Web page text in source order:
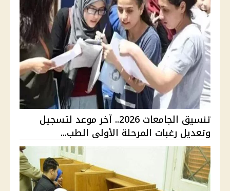
تنسيق الجامعات 2026.. آخر موعد لتسجيل
وتعديل رغبات المرحلة الأولى الطب...